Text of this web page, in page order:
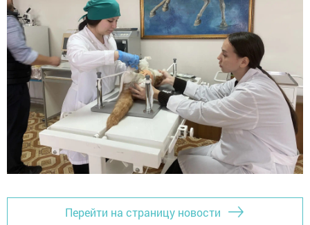
Перейти на страницу новости